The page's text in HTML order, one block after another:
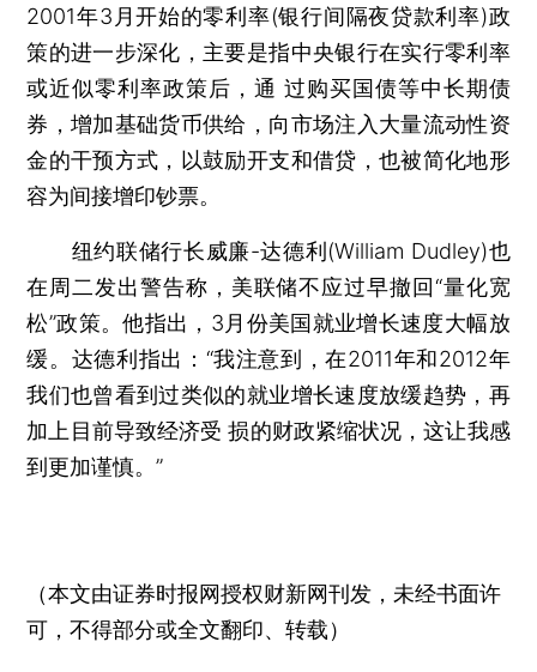
2001年3月开始的零利率(银行间隔夜贷款利率)政
策的进一步深化，主要是指中央银行在实行零利率
或近似零利率政策后，通 过购买国债等中长期债
券，增加基础货币供给，向市场注入大量流动性资
金的干预方式，以鼓励开支和借贷，也被简化地形
容为间接增印钞票。
纽约联储行长威廉-达德利(William Dudley)也
在周二发出警告称，美联储不应过早撤回“量化宽
松”政策。他指出，3月份美国就业增长速度大幅放
缓。达德利指出：“我注意到，在2011年和2012年
我们也曾看到过类似的就业增长速度放缓趋势，再
加上目前导致经济受 损的财政紧缩状况，这让我感
到更加谨慎。”
（本文由证券时报网授权财新网刊发，未经书面许
可，不得部分或全文翻印、转载）